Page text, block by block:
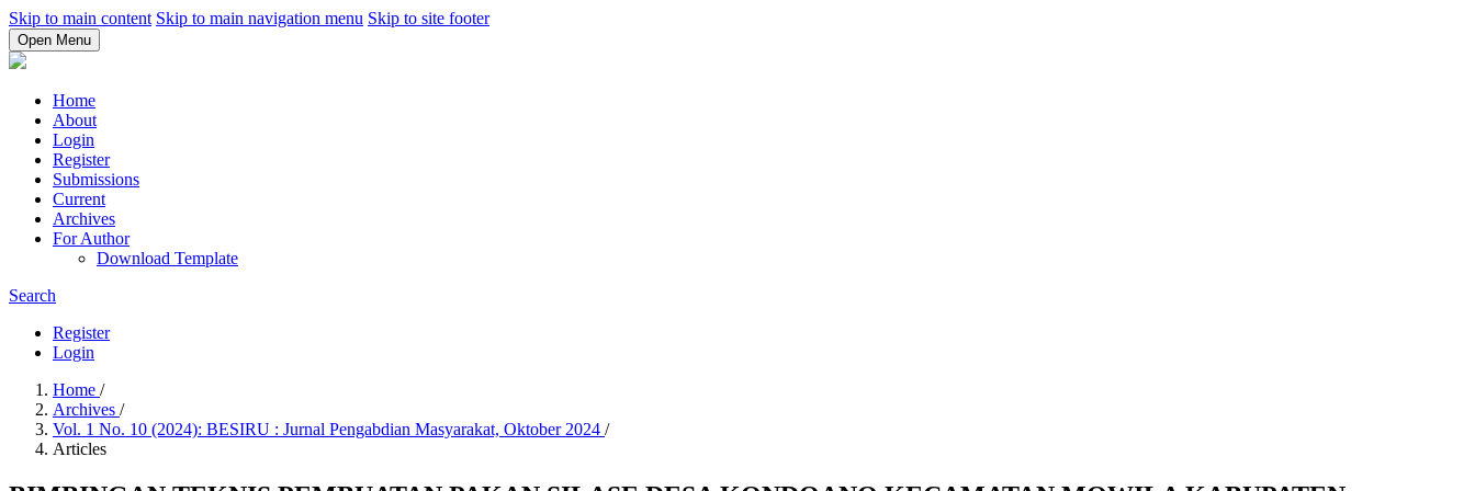
Skip to main content Skip to main navigation menu Skip to site footer
Open Menu
Home
About
Login
Register
Submissions
Current
Archives
For Author
Download Template
Search
Register
Login
Home /
Archives /
Vol. 1 No. 10 (2024): BESIRU : Jurnal Pengabdian Masyarakat, Oktober 2024 /
Articles